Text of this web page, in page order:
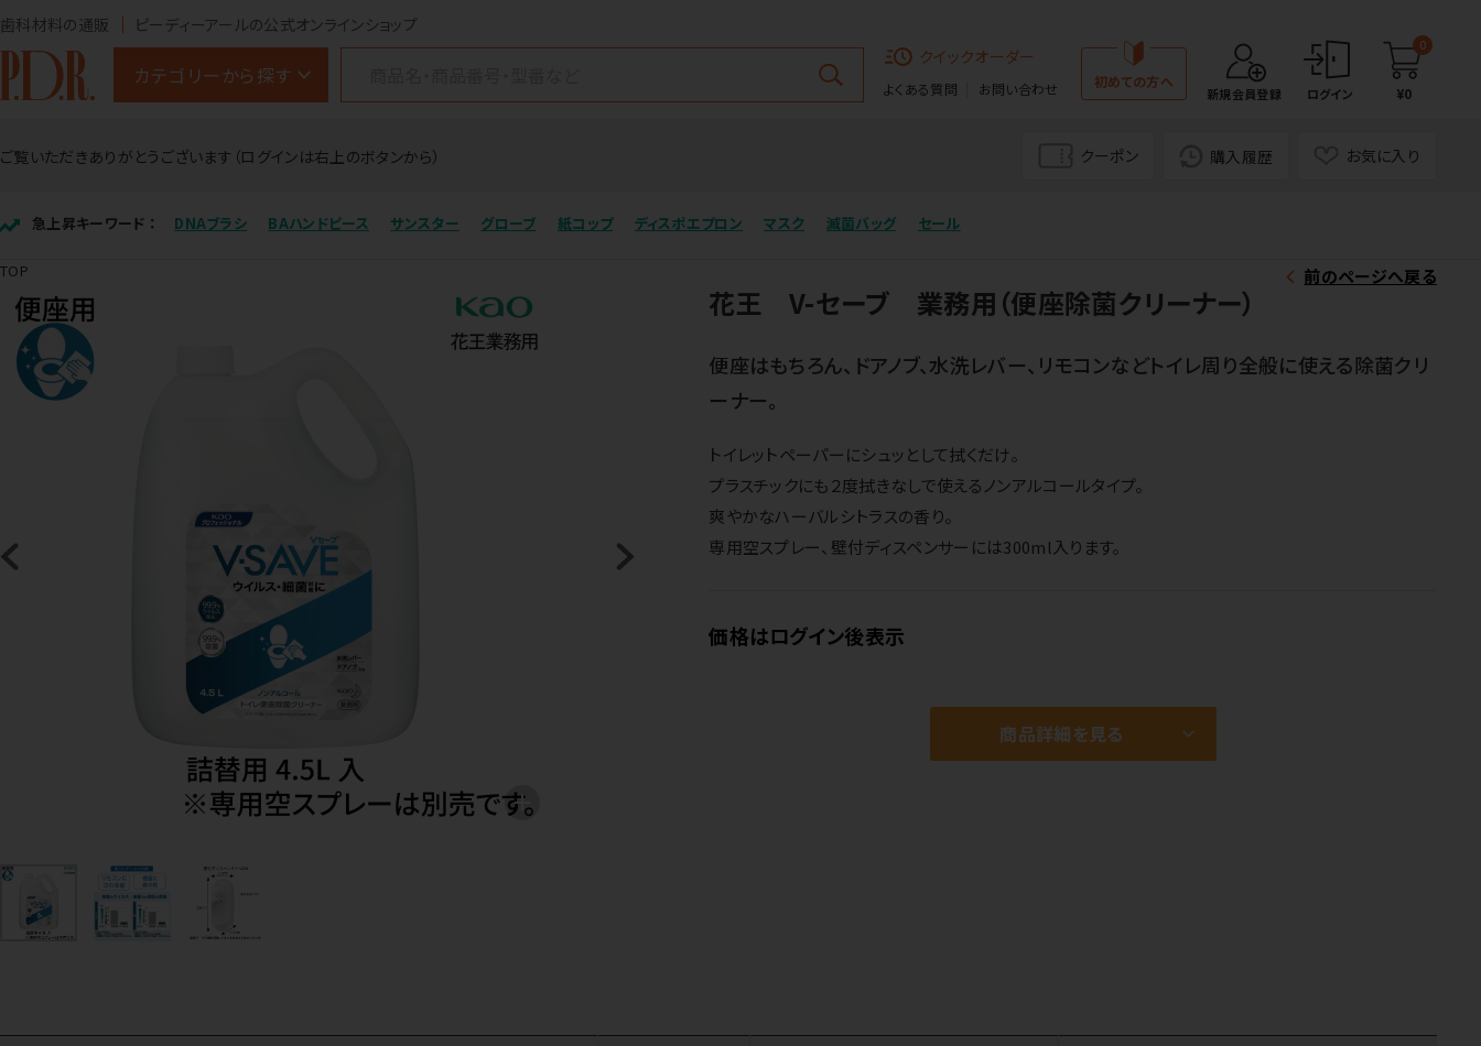
歯科材料の通販 ピーディーアールの公式オンラインショップ
カテゴリーから探す
クイックオーダー
よくある質問 お問い合わせ 初めての方へ
新規会員登録 ログイン
0
¥0
ご覧いただきありがとうございます（ログインは右上のボタンから） クーポン 購入履歴 お気に入り
急上昇キーワード ： DNAブラシ BAハンドピース サンスター グローブ 紙コップ ディスポエプロン マスク 滅菌バッグ セール
TOP 前のページへ戻る
花王 V-セーブ 業務用（便座除菌クリーナー）
便座はもちろん、ドアノブ、水洗レバー、リモコンなどトイレ周り全般に使える除菌クリ
ーナー。
トイレットペーパーにシュッとして拭くだけ。
プラスチックにも２度拭きなしで使えるノンアルコールタイプ。
爽やかなハーバルシトラスの香り。
専用空スプレー、壁付ディスペンサーには300ml入ります。
価格はログイン後表示
商品詳細を見る